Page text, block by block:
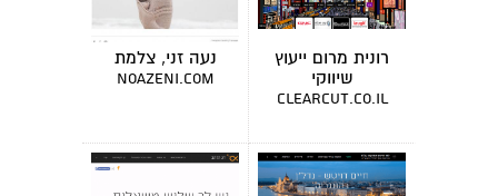
רונית מרום ייעוץ
שיווקי
clearcut.co.il
נעה זני, צלמת
noazeni.com